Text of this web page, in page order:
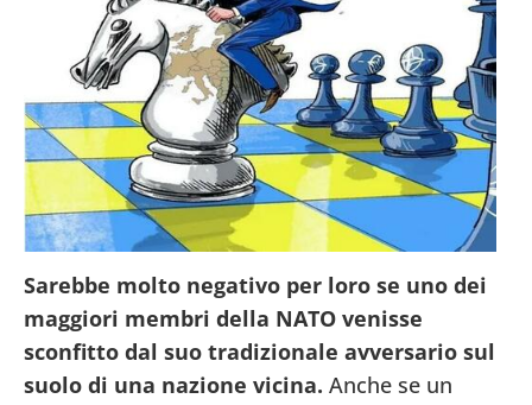
Sarebbe molto negativo per loro se uno dei
maggiori membri della NATO venisse
sconfitto dal suo tradizionale avversario sul
suolo di una nazione vicina. Anche se un